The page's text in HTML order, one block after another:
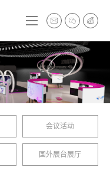
会议活动
国外展台展厅